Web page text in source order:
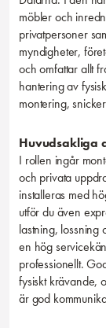
möbler och
privatpersoner
myndigheter,
och omfattar allt
hantering av
montering,
Huvudsakliga
I rollen ingår
och privata
installeras med
utför du även
lastning, lossning
en hög
professionellt.
fysiskt krävande,
är god